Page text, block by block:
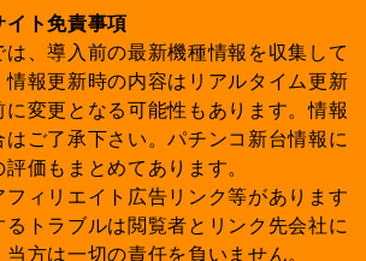
イト免責事項
、導入前の最新機種情報を収集して
報更新時の内容はリアルタイム更新
変更となる可能性もあります。情報
ご了承下さい。パチンコ新台情報に
価もまとめてあります。
フィリエイト広告リンク等があります
トラブルは閲覧者とリンク先会社に
方は一切の責任を負いません。